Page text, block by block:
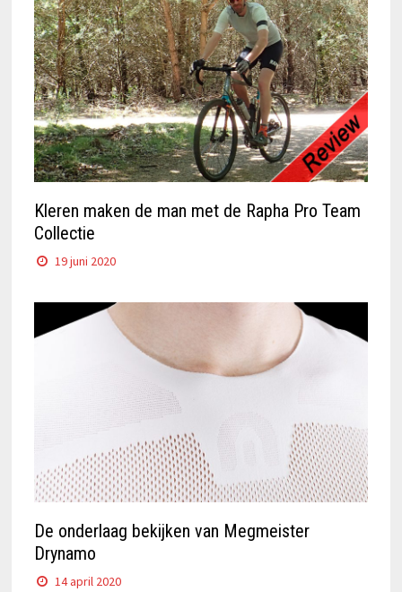
Kleren maken de man met de Rapha Pro Team
Collectie
19 juni 2020
De onderlaag bekijken van Megmeister
Drynamo
14 april 2020